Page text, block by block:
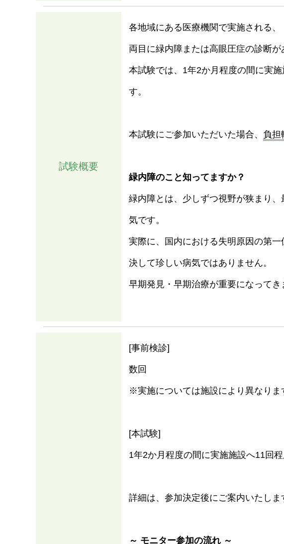
試験概要
各地域にある医療機関で実施される、
両目に緑内障または高眼圧症の診断が
本試験では、1年2か月程度の間に実
す。
本試験にご参加いただいた場合、 負担
緑内障のこと知ってますか？
緑内障とは、少しずつ視野が狭まり
気です。
実際に、国内における失明原因の第一
決して珍しい病気ではありません。
早期発見・早期治療が重要になってき
[事前検診]
数回
※実施については施設により異なりま
[本試験]
1年2か月程度の間に実施施設へ11回
詳細は、参加決定後にご案内いたしま
～ モニター参加の流れ ～